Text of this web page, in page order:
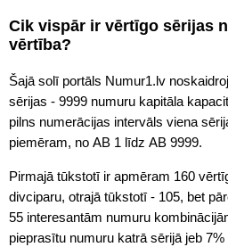
Cik vispār ir vērtīgo sērijas
vērtība?
Šajā solī portāls Numur1.lv
sērijas - 9999 numuru kapitāla
pilns numerācijas intervāls viena
piemēram, no AB 1 līdz AB 9999.
Pirmajā tūkstotī ir apmēram 160
divciparu, otrajā tūkstotī - 105, bet
55 interesantām numuru
pieprasītu numuru katrā sērijā jeb